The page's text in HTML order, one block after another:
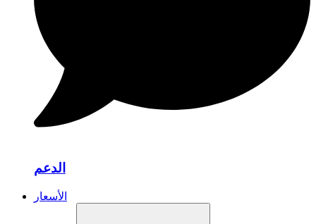
الدعم
الأسعار